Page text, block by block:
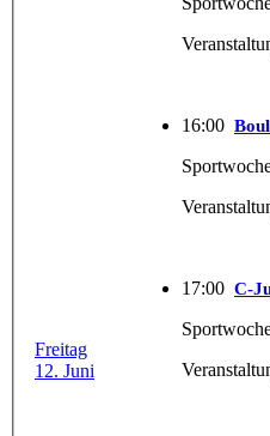
Freitag
12. Juni
16:00
17:00 C-